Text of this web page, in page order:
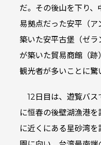
だ。その後山を下り
易拠点だった安平（
築いた安平古堡（ゼラ
が築いた貿易商館（
観光者が多いことに驚
12日目は、遊覧バ
に恒春の後壁湖漁港
に近くにある星砂湾